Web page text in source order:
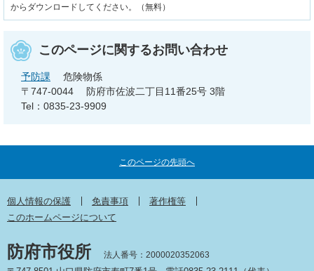
からダウンロードしてください。（無料）
このページに関するお問い合わせ
予防課
危険物係
〒747-0044
防府市佐波二丁目11番25号 3階
Tel：0835-23-9909
このページの先頭へ
個人情報の保護 免責事項
著作権等
このホームページについて
防府市役所 法人番号：2000020352063